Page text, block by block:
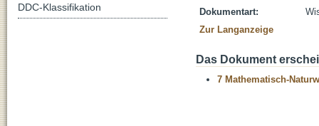
Dokumentart:
Zur Langanzeige
Das Dokument
7 Mathematisch-
DDC-Klassifikation